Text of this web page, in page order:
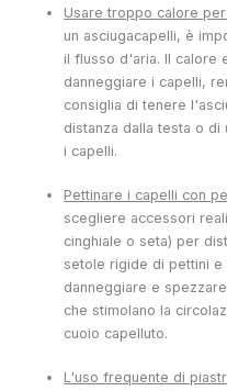
Usare troppo calore
un asciugacapelli, è
il flusso d'aria. Il calore
danneggiare i capelli,
consiglia di tenere
distanza dalla testa o
i capelli.
Pettinare i capelli con
scegliere accessori
cinghiale o seta) per
setole rigide di pettini e
danneggiare e
che stimolano la
cuoio capelluto.
L'uso frequente di